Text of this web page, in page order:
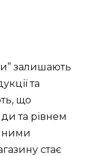
залишають
та
що
та рівнем
стає